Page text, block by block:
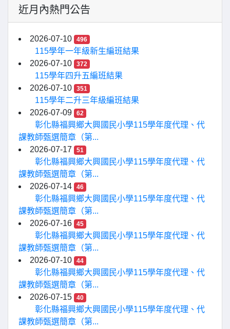
近月內熱門公告
2026-07-10 496
115學年一年級新生編班結果
2026-07-10
372
115學年四升五編班結果
2026-07-10
351
115學年二升三年級編班結果
2026-07-09
62
彰化縣福興鄉大興國民小學115學年度代理、代
課教師甄選簡章（第...
2026-07-17
51
彰化縣福興鄉大興國民小學115學年度代理、代
課教師甄選簡章（第...
2026-07-14
46
彰化縣福興鄉大興國民小學115學年度代理、代
課教師甄選簡章（第...
2026-07-16
45
彰化縣福興鄉大興國民小學115學年度代理、代
課教師甄選簡章（第...
2026-07-10
44
彰化縣福興鄉大興國民小學115學年度代理、代
課教師甄選簡章（第...
2026-07-15
40
彰化縣福興鄉大興國民小學115學年度代理、代
課教師甄選簡章（第...